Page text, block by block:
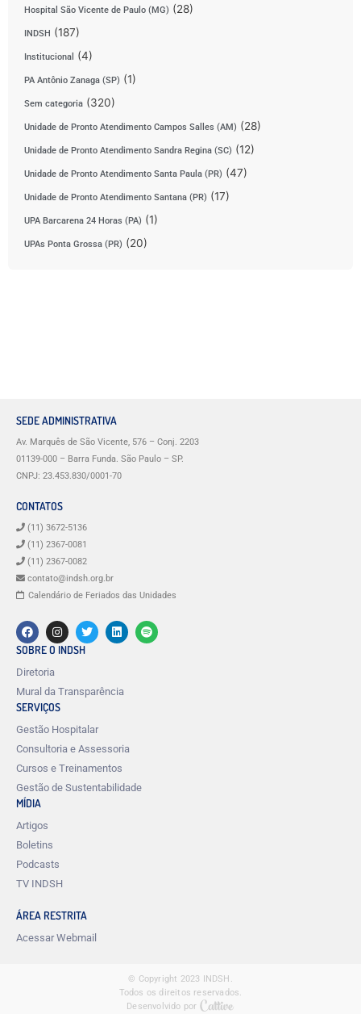
Hospital São Vicente de Paulo (MG) (28)
INDSH (187)
Institucional (4)
PA Antônio Zanaga (SP) (1)
Sem categoria (320)
Unidade de Pronto Atendimento Campos Salles (AM) (28)
Unidade de Pronto Atendimento Sandra Regina (SC) (12)
Unidade de Pronto Atendimento Santa Paula (PR) (47)
Unidade de Pronto Atendimento Santana (PR) (17)
UPA Barcarena 24 Horas (PA) (1)
UPAs Ponta Grossa (PR) (20)
SEDE ADMINISTRATIVA
Av. Marquês de São Vicente, 576 – Conj. 2203
01139-000 – Barra Funda. São Paulo – SP.
CNPJ: 23.453.830/0001-70
CONTATOS
(11) 3672-5136
(11) 2367-0081
(11) 2367-0082
contato@indsh.org.br
Calendário de Feriados das Unidades
SOBRE O INDSH
Diretoria
Mural da Transparência
SERVIÇOS
Gestão Hospitalar
Consultoria e Assessoria
Cursos e Treinamentos
Gestão de Sustentabilidade
MÍDIA
Artigos
Boletins
Podcasts
TV INDSH
ÁREA RESTRITA
Acessar Webmail
© Copyright 2023 INDSH.
Todos os direitos reservados.
Desenvolvido por